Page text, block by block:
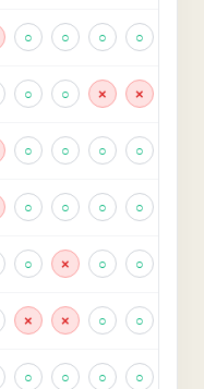
○ ○ ○ ○
○ ○ × ×
○ ○ ○ ○
○ ○ ○ ○
○ × ○ ○
× × ○ ○
○ ○ ○ ○